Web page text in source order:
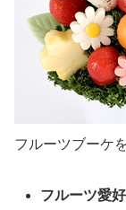
フルーツブーケ
フルーツ愛